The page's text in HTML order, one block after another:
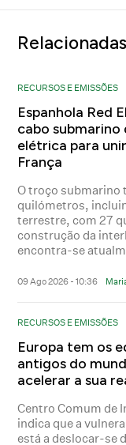
Relacionadas
RECURSOS E EMISSÕES
Espanhola Red
cabo
elétrica para
França
O troço submarino
quilómetros,
terrestre, com 27
construção da
encontra-se
09 Ago 2026 - 10:36
RECURSOS E EMISSÕES
Europa tem os
antigos do
acelerar a sua
Centro Comum de
indica que a
está a deslocar-se